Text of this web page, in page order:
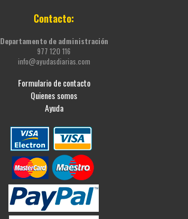
Contacto:
Departamento de administración
977 120 116
info@ayudasdiarias.com
Formulario de contacto
Quienes somos
Ayuda